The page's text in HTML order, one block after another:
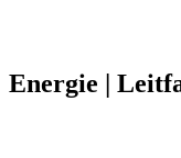
Energie |